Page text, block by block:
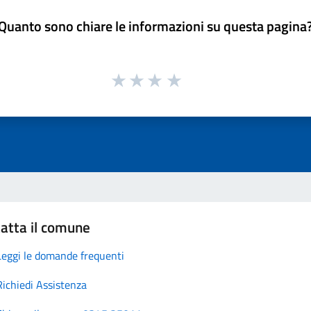
sono chiare le informazioni su questa
il comune
le domande frequenti
Assistenza